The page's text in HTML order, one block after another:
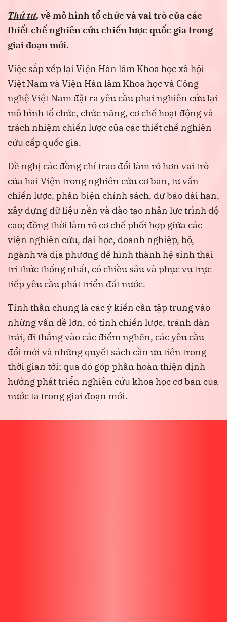
Thứ tư, về mô hình tổ chức và vai trò của các
thiết chế nghiên cứu chiến lược quốc gia trong
giai đoạn mới.
Việc sắp xếp lại Viện Hàn lâm Khoa học xã hội
Việt Nam và Viện Hàn lâm Khoa học và Công
nghệ Việt Nam đặt ra yêu cầu phải nghiên cứu lại
mô hình tổ chức, chức năng, cơ chế hoạt động và
trách nhiệm chiến lược của các thiết chế nghiên
cứu cấp quốc gia.
Đề nghị các đồng chí trao đổi làm rõ hơn vai trò
của hai Viện trong nghiên cứu cơ bản, tư vấn
chiến lược, phản biện chính sách, dự báo dài hạn,
xây dựng dữ liệu nền và đào tạo nhân lực trình độ
cao; đồng thời làm rõ cơ chế phối hợp giữa các
viện nghiên cứu, đại học, doanh nghiệp, bộ,
ngành và địa phương để hình thành hệ sinh thái
tri thức thống nhất, có chiều sâu và phục vụ trực
tiếp yêu cầu phát triển đất nước.
Tinh thần chung là các ý kiến cần tập trung vào
những vấn đề lớn, có tính chiến lược, tránh dàn
trải, đi thẳng vào các điểm nghẽn, các yêu cầu
đổi mới và những quyết sách cần ưu tiên trong
thời gian tới; qua đó góp phần hoàn thiện định
hướng phát triển nghiên cứu khoa học cơ bản của
nước ta trong giai đoạn mới.